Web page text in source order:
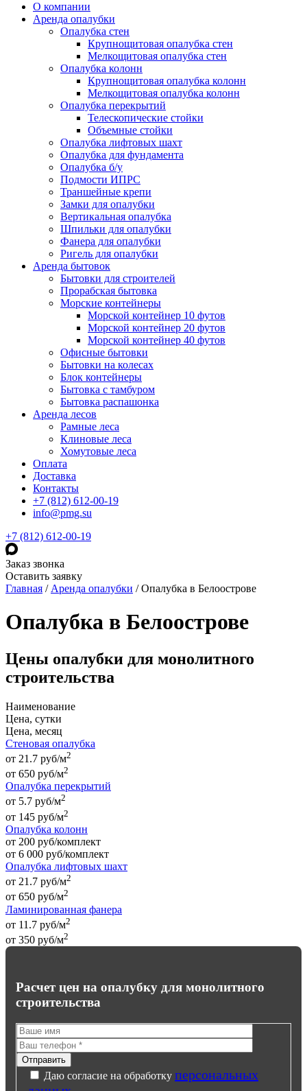
О компании
Аренда опалубки
Опалубка стен
Крупнощитовая опалубка стен
Мелкощитовая опалубка стен
Опалубка колонн
Крупнощитовая опалубка колонн
Мелкощитовая опалубка колонн
Опалубка перекрытий
Телескопические стойки
Объемные стойки
Опалубка лифтовых шахт
Опалубка для фундамента
Опалубка б/у
Подмости ИПРС
Траншейные крепи
Замки для опалубки
Вертикальная опалубка
Шпильки для опалубки
Фанера для опалубки
Ригель для опалубки
Аренда бытовок
Бытовки для строителей
Прорабская бытовка
Морские контейнеры
Морской контейнер 10 футов
Морской контейнер 20 футов
Морской контейнер 40 футов
Офисные бытовки
Бытовки на колесах
Блок контейнеры
Бытовка с тамбуром
Бытовка распашонка
Аренда лесов
Рамные леса
Клиновые леса
Хомутовые леса
Оплата
Доставка
Контакты
+7 (812) 612-00-19
info@pmg.su
+7 (812) 612-00-19
Заказ звонка
Оставить заявку
Главная / Аренда опалубки /Опалубка в Белоострове
Опалубка в Белоострове
Цены опалубки для монолитного
строительства
Наименование
Цена, сутки
Цена, месяц
Стеновая опалубка
от 21.7 руб/м2
от 650 руб/м2
Опалубка перекрытий
от 5.7 руб/м2
от 145 руб/м2
Опалубка колонн
от 200 руб/комплект
от 6 000 руб/комплект
Опалубка лифтовых шахт
от 21.7 руб/м2
от 650 руб/м2
Ламинированная фанера
от 11.7 руб/м2
от 350 руб/м2
Расчет цен на опалубку для монолитного
строительства
Даю согласие на обработку персональных